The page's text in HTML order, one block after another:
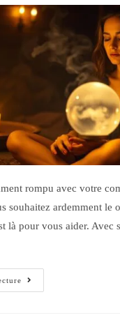
rompu avec votre
souhaitez ardemment le
là pour vous aider. Avec